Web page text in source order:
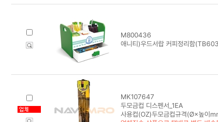
M800436
애니티)우드서랍 커피정리함
MK107647
두모금컵 디스펜서_1EA
사용컵(OZ)두모금컵규격(Ø×높이